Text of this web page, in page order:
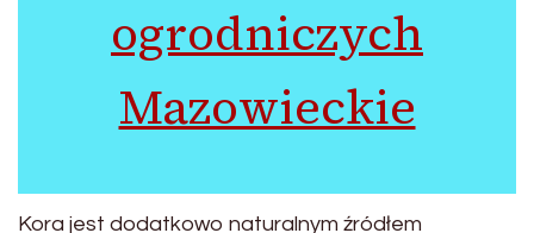
ogrodniczych
Mazowieckie
Kora jest dodatkowo naturalnym źródłem